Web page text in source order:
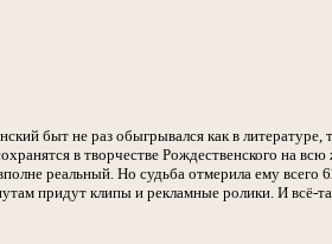
быт не раз обыгрывался как в литературе,
в творчестве Рождественского на
реальный. Но судьба отмерила ему
придут клипы и рекламные ролики. И всё-